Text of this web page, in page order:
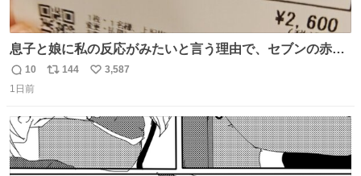
息子と娘に私の反応がみたいと言う理由で、セブンの赤魚
の煮付けを食べさせられ、ちいかわの映画に連れてこられ
ました 一体どういうことなんやで…
返
信
10
リ
ト
数
144
い
数
3,587
1日前